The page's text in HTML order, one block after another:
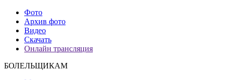
Фото
Архив фото
Видео
Скачать
Онлайн трансляция
БОЛЕЛЬЩИКАМ